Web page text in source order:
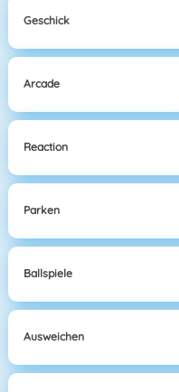
Geschick
Arcade
Reaction
Parken
Ballspiele
Ausweichen